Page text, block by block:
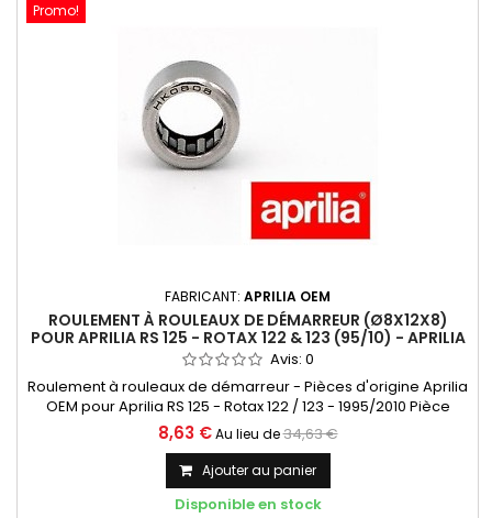
Promo!
FABRICANT: APRILIA OEM
ROULEMENT À ROULEAUX DE DÉMARREUR (Ø8X12X8)
POUR APRILIA RS 125 - ROTAX 122 & 123 (95/10) - APRILIA
OEM Avis: 0
Roulement à rouleaux de démarreur - Pièces d'origine Aprilia
OEM pour Aprilia RS 125 - Rotax 122 / 123 - 1995/2010 Pièce
d'origine véritable - Aprilia OEM
8,63 € Au lieu de34,63 €
Ajouter au panier
Disponible en stock